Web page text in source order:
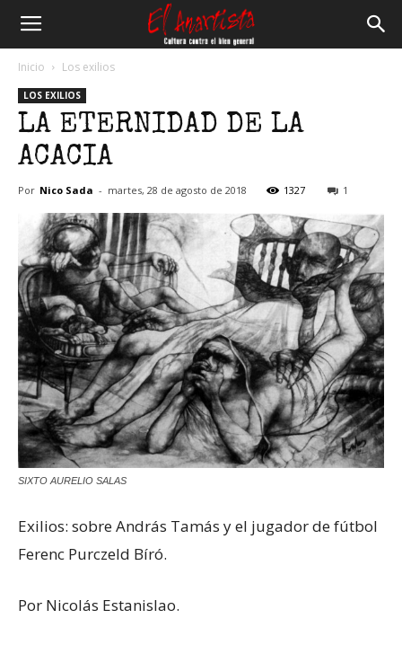
Anartista
Inicio Los exilios
LOS EXILIOS
LA ETERNIDAD DE LA
ACACIA
Por Nico Sada - martes, 28 de agosto de 2018 1327 1
SIXTO AURELIO SALAS
Exilios: sobre András Tamás y el jugador de fútbol
Ferenc Purczeld Bíró.
Por Nicolás Estanislao.